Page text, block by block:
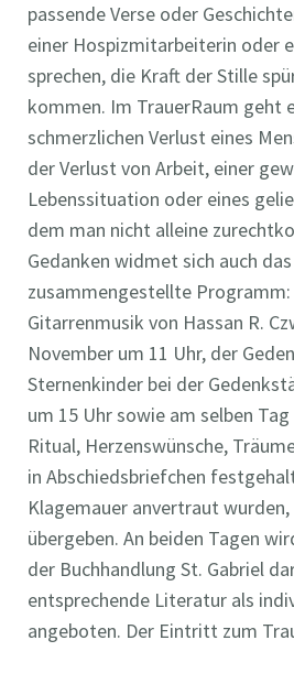
passende Verse oder
einer Hospizmitarbeiterin oder
sprechen, die Kraft der Stille
kommen. Im TrauerRaum geht
schmerzlichen Verlust eines
der Verlust von Arbeit, einer
Lebenssituation oder eines
dem man nicht alleine
Gedanken widmet sich auch
zusammengestellte
Gitarrenmusik von Hassan R.
November um 11 Uhr, der
Sternenkinder bei der
um 15 Uhr sowie am selben
Ritual, Herzenswünsche,
in Abschiedsbriefchen
Klagemauer anvertraut
übergeben. An beiden Tagen
der Buchhandlung St. Gabriel
entsprechende Literatur als
angeboten. Der Eintritt zum